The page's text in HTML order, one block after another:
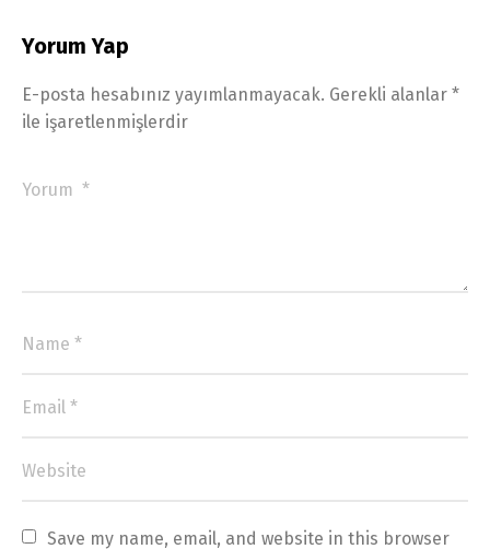
Yorum Yap
E-posta hesabınız yayımlanmayacak. Gerekli alanlar *
ile işaretlenmişlerdir
Save my name, email, and website in this browser